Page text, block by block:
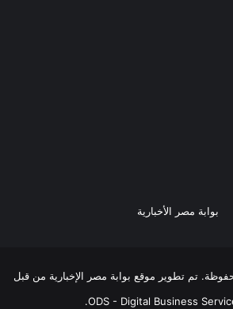
بوابة مصر الأخبارية
.